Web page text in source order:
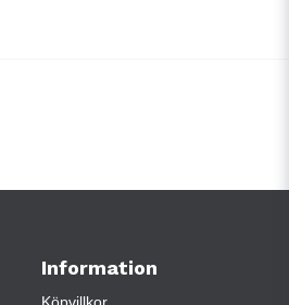
Information